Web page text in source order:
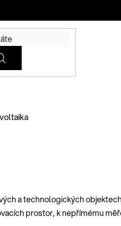
a technologických
prostor, k nepřímému